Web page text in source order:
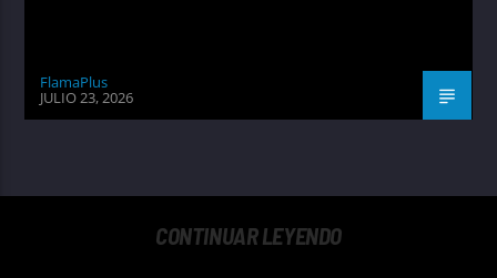
FlamaPlus
JULIO 23, 2026
CONTINUAR LEYENDO